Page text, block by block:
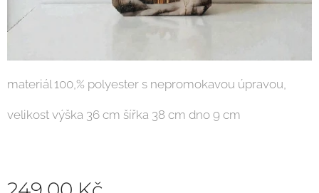
materiál 100,% polyester s nepromokavou úpravou,
velikost výška 36 cm šířka 38 cm dno 9 cm